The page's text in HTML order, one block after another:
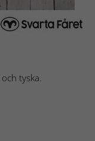
tyska.